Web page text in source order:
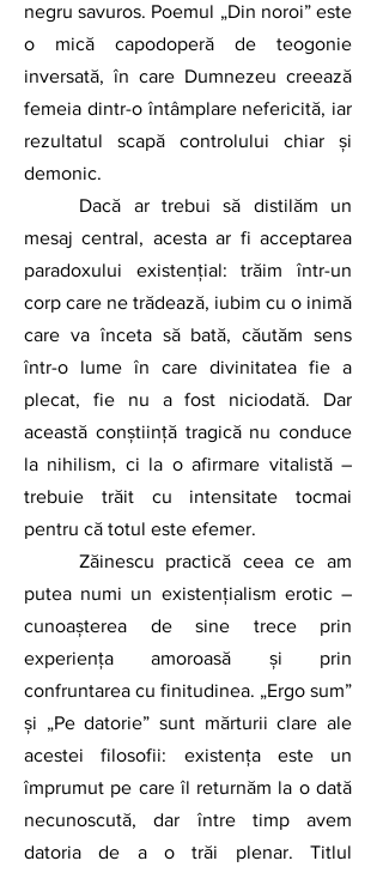
negru savuros. Poemul „Din noroi” este
o mică capodoperă de teogonie
inversată, în care Dumnezeu creează
femeia dintr-o întâmplare nefericită, iar
rezultatul scapă controlului chiar și
demonic.
mesaj central, acesta ar fi acceptarea
paradoxului existențial: trăim într-un
corp care ne trădează, iubim cu o inimă
care va înceta să bată, căutăm sens
într-o lume în care divinitatea fie a
plecat, fie nu a fost niciodată. Dar
această conștiință tragică nu conduce
la nihilism, ci la o afirmare vitalistă –
trebuie trăit cu intensitate tocmai
pentru că totul este efemer.
putea numi un existențialism erotic –
cunoașterea de sine trece prin
experiența amoroasă și prin
confruntarea cu finitudinea. „Ergo sum”
și „Pe datorie” sunt mărturii clare ale
acestei filosofii: existența este un
împrumut pe care îl returnăm la o dată
necunoscută, dar între timp avem
datoria de a o trăi plenar. Titlul